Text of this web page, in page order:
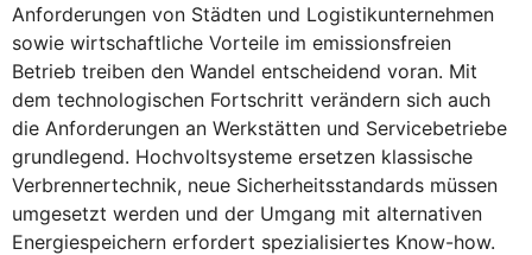
Anforderungen von Städten und Logistikunternehmen
sowie wirtschaftliche Vorteile im emissionsfreien
Betrieb treiben den Wandel entscheidend voran. Mit
dem technologischen Fortschritt verändern sich auch
die Anforderungen an Werkstätten und Servicebetriebe
grundlegend. Hochvoltsysteme ersetzen klassische
Verbrennertechnik, neue Sicherheitsstandards müssen
umgesetzt werden und der Umgang mit alternativen
Energiespeichern erfordert spezialisiertes Know-how.